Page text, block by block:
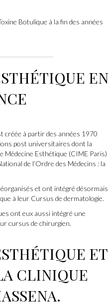
Botulique à la fin des années
EN
créée à partir des années 1970
post universitaires dont la
Médecine Esthétique (CIME Paris)
de l’Ordre des Médecins : la
et ont intégré désormais
à leur Cursus de dermatologie.
ont eux aussi intégré une
cursus de chirurgien.
ET
CLINIQUE
.